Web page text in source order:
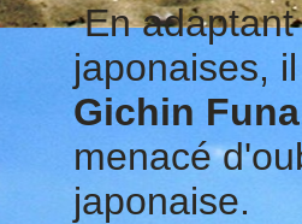
En
japonaises,
Gichin
menacé
japonaise.